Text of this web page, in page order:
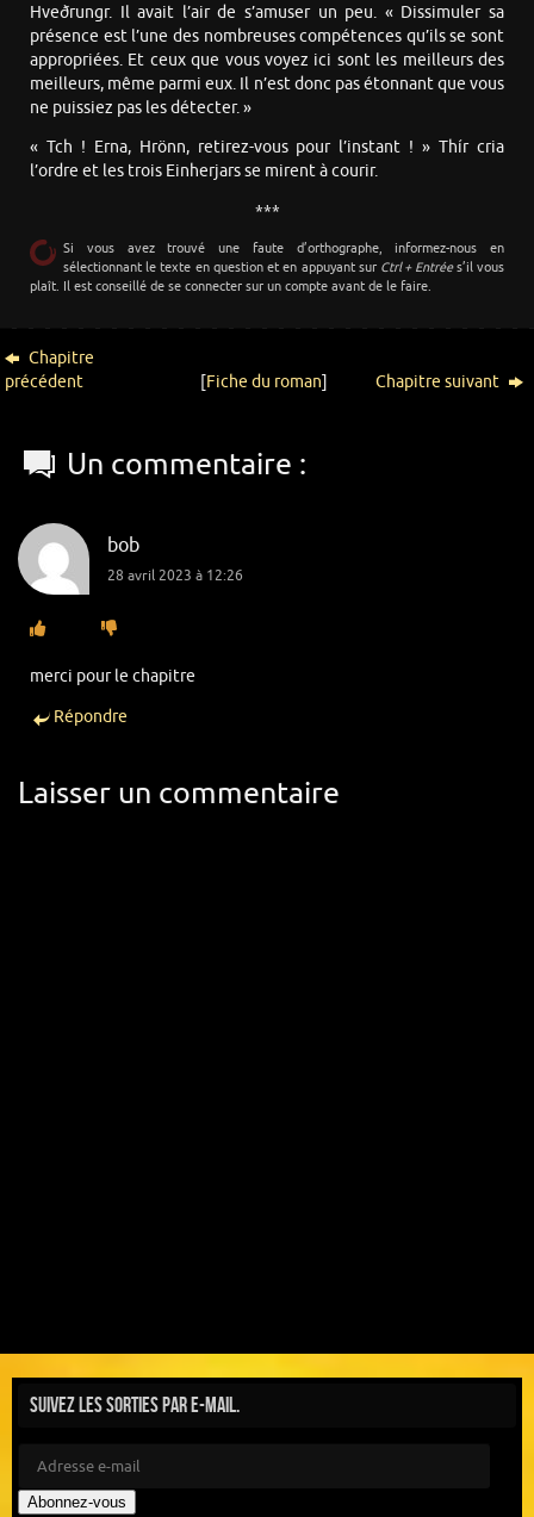
Hveðrungr. Il avait l’air de s’amuser un peu. « Dissimuler sa
présence est l’une des nombreuses compétences qu’ils se sont
appropriées. Et ceux que vous voyez ici sont les meilleurs des
meilleurs, même parmi eux. Il n’est donc pas étonnant que vous
ne puissiez pas les détecter. »
« Tch ! Erna, Hrönn, retirez-vous pour l’instant ! » Thír cria
l’ordre et les trois Einherjars se mirent à courir.
***
Si vous avez trouvé une faute d’orthographe, informez-nous en
sélectionnant le texte en question et en appuyant sur Ctrl + Entrées’il vous
plaît. Il est conseillé de se connecter sur un compte avant de le faire.
Chapitre
précédent
[Fiche du roman] Chapitre suivant
Un commentaire :
bob
28 avril 2023 à 12:26
merci pour le chapitre
Répondre
Laisser un commentaire
Suivez les sorties par e-mail.
Abonnez-vous